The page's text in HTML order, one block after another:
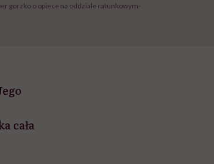
gorzko o opiece na oddziale ratunkowym-
cała